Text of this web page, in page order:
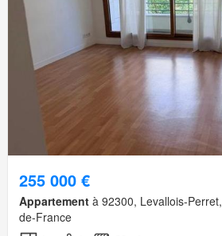
255 000 €
Appartement à 92300, Levallois-
de-France